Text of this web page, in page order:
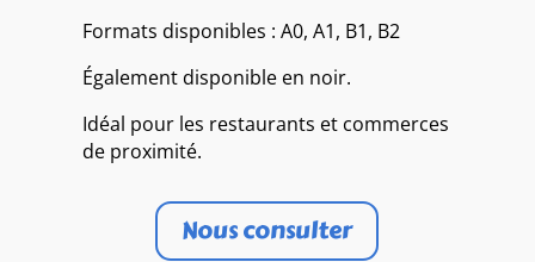
Formats disponibles : A0, A1, B1, B2
Également disponible en noir.
Idéal pour les restaurants et commerces
de proximité.
Nous consulter